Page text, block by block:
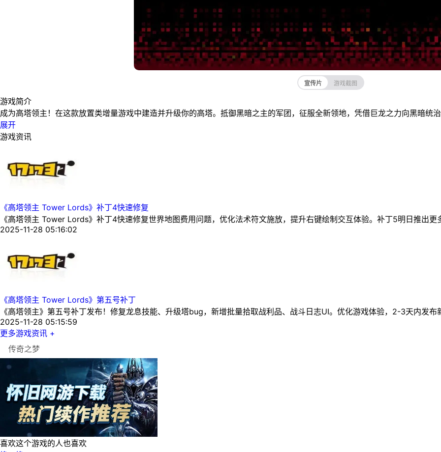
宣传片 游戏截图
游戏简介
成为高塔领主！在这款放置类增量游戏中建造并升级你的高塔。抵御黑暗之主的军团，征服全新领地，凭借巨龙之力向黑暗统治
展开
游戏资讯
《高塔领主 Tower Lords》补丁4快速修复
《高塔领主 Tower Lords》补丁4快速修复世界地图费用问题，优化法术符文施放，提升右键绘制交互体验。补丁5明日推出更
2025-11-28 05:16:02
《高塔领主 Tower Lords》第五号补丁
《高塔领主》第五号补丁发布！修复龙息技能、升级塔bug，新增批量拾取战利品、战斗日志UI。优化游戏体验，2-3天内发布
2025-11-28 05:15:59
更多游戏资讯 +
喜欢这个游戏的人也喜欢